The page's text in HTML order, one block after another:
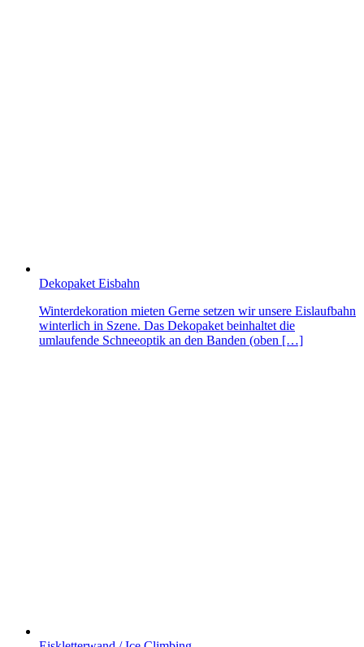
Dekopaket Eisbahn
Winterdekoration mieten Gerne setzen wir unsere Eislaufbahn
winterlich in Szene. Das Dekopaket beinhaltet die
umlaufende Schneeoptik an den Banden (oben […]